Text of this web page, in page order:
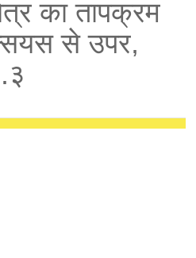
का तापक्रम
से उपर,